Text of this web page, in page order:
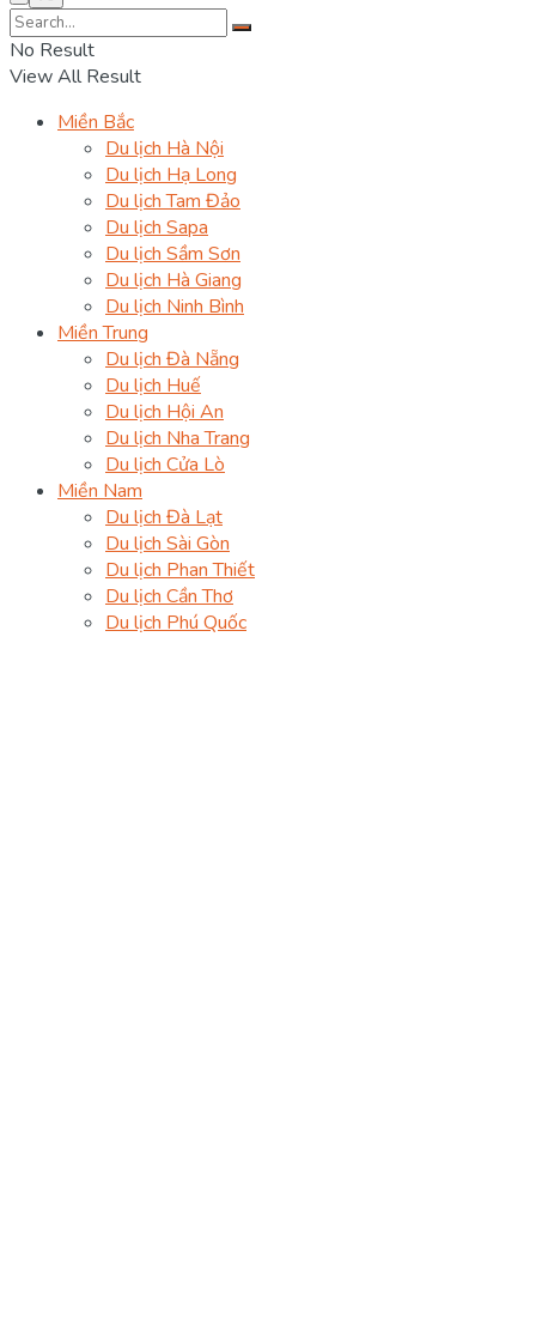
No Result
View All Result
Miền Bắc
Du lịch Hà Nội
Du lịch Hạ Long
Du lịch Tam Đảo
Du lịch Sapa
Du lịch Sầm Sơn
Du lịch Hà Giang
Du lịch Ninh Bình
Miền Trung
Du lịch Đà Nẵng
Du lịch Huế
Du lịch Hội An
Du lịch Nha Trang
Du lịch Cửa Lò
Miền Nam
Du lịch Đà Lạt
Du lịch Sài Gòn
Du lịch Phan Thiết
Du lịch Cần Thơ
Du lịch Phú Quốc